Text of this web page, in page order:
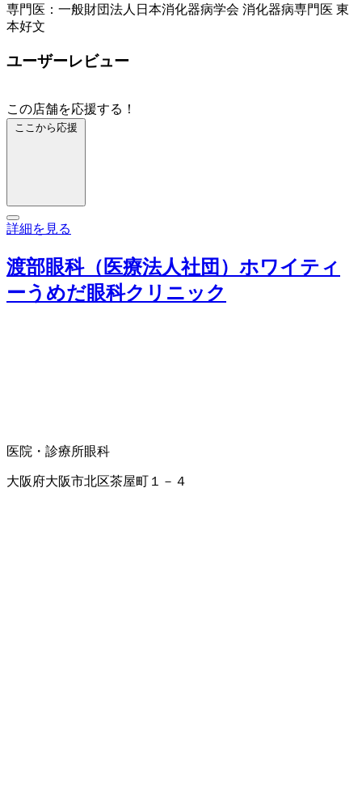
専門医：一般財団法人日本消化器病学会 消化器病専門医 東
本好文
ユーザーレビュー
この店舗を応援する！
ここから応援
詳細を見る
渡部眼科（医療法人社団）ホワイティ
ーうめだ眼科クリニック
医院・診療所眼科
大阪府大阪市北区茶屋町１－４